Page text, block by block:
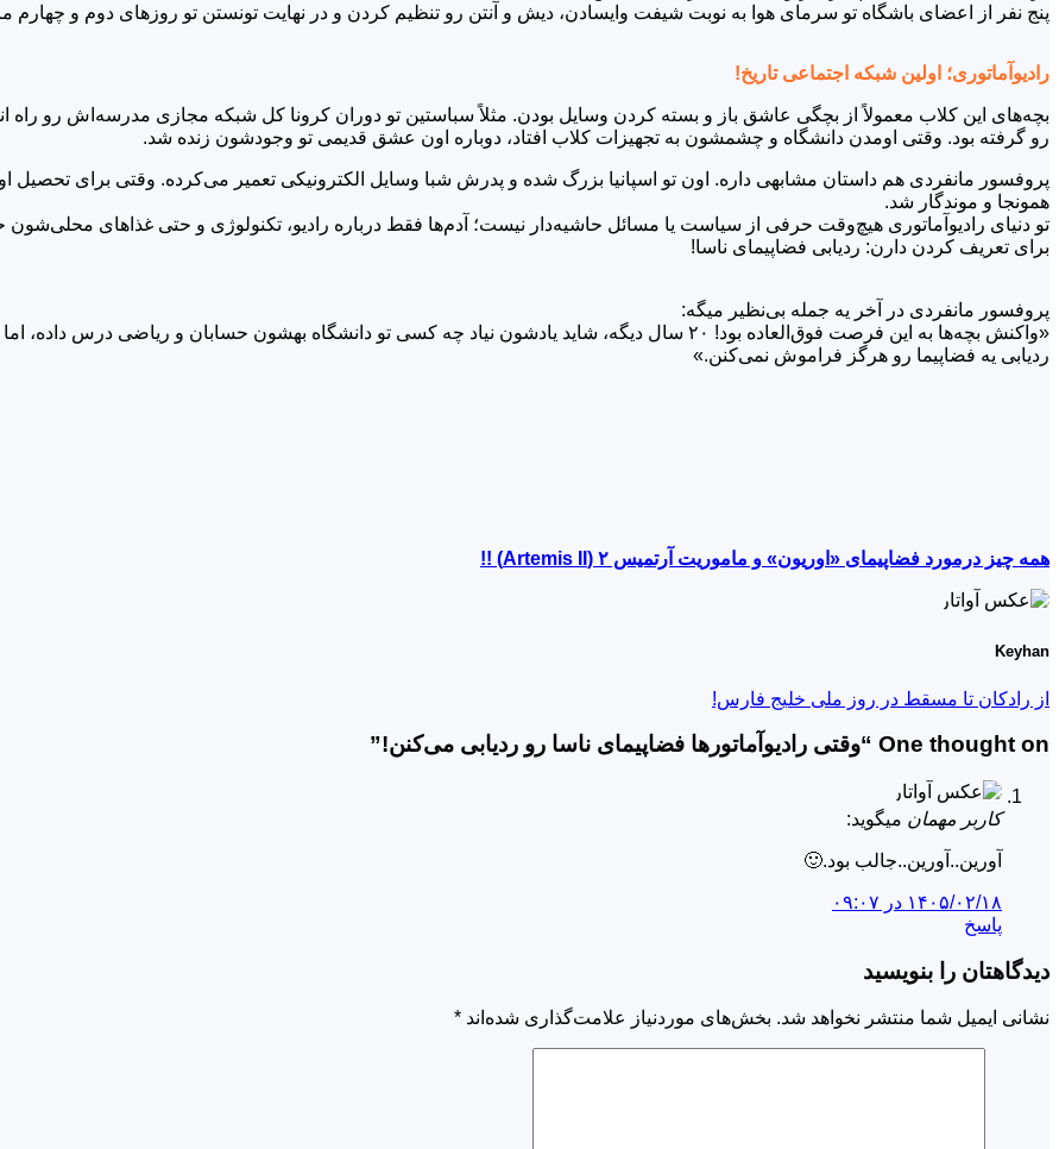
پنج نفر از اعضای باشگاه تو سرمای هوا به نوبت شیفت وایسادن، دیش و آنتن رو تنظیم کردن و در نهایت تونستن تو روزهای دوم و
رادیوآماتوری؛ اولین شبکه اجتماعی تاریخ!
بچه‌های این کلاب معمولاً از بچگی عاشق باز و بسته کردن وسایل بودن. مثلاً سباستین تو دوران کرونا کل شبکه مجازی مدرسه‌اش رو راه
رو گرفته بود. وقتی اومدن دانشگاه و چشمشون به تجهیزات کلاب افتاد، دوباره اون عشق قدیمی تو وجودشون زنده شد.
پروفسور مانفردی هم داستان مشابهی داره. اون تو اسپانیا بزرگ شده و پدرش شبا وسایل الکترونیکی تعمیر می‌کرده. وقتی برای تحصیل
همونجا و موندگار شد.
‌تو دنیای رادیوآماتوری هیچ‌وقت حرفی از سیاست یا مسائل حاشیه‌دار نیست؛ آدم‌ها فقط درباره رادیو، تکنولوژی و حتی غذاهای
برای تعریف کردن دارن: ردیابی فضاپیمای ناسا!
پروفسور مانفردی در آخر یه جمله بی‌نظیر میگه:
ردیابی یه فضاپیما رو هرگز فراموش نمی‌کنن.»
همه چیز درمورد فضاپیمای «اوریون» و ماموریت آرتمیس ۲ (Artemis II) !!
Keyhan
از رادکان تا مسقط در روز ملی خلیج فارس!
One thought on “ وقتی رادیوآماتورها فضاپیمای ناسا رو ردیابی می‌کنن!”
کاربر مهمان میگوید:
آورین..آورین..جالب بود.🙂
۱۴۰۵/۰۲/۱۸ در ۰۹:۰۷
پاسخ
دیدگاهتان را بنویسید
نشانی ایمیل شما منتشر نخواهد شد. بخش‌های موردنیاز علامت‌گذاری شده‌اند *